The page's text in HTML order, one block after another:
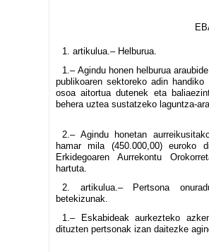
1. artikulua.– Helburua.
1.– Agindu honen helburua
publikoaren sektoreko adin
osoa aitortua dutenek eta
behera uztea sustatzeko laguntza-
2.– Agindu honetan
hamar mila (450.000,00) euroko
Erkidegoaren Aurrekontu
hartuta.
2. artikulua.– Pertsona
betekizunak.
1.– Eskabideak aurkezteko
dituzten pertsonak izan daitezke